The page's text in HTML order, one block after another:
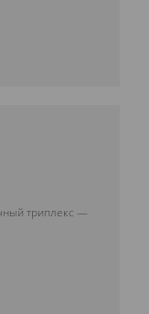
триплекс —